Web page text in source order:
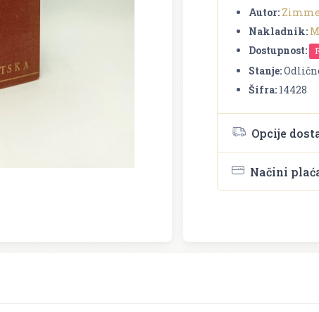
Autor:
Nakladnik:
Dostupnost:
Stanje:
Šifra: 14428
Opcije
Načini